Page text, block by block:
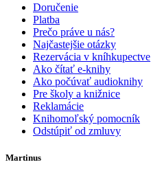
Doručenie
Platba
Prečo práve u nás?
Najčastejšie otázky
Rezervácia v kníhkupectve
Ako čítať e-knihy
Ako počúvať audioknihy
Pre školy a knižnice
Reklamácie
Knihomoľský pomocník
Odstúpiť od zmluvy
Martinus